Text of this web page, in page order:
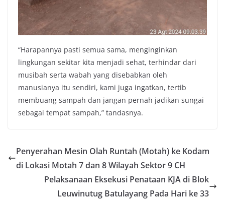
“Harapannya pasti semua sama, menginginkan
lingkungan sekitar kita menjadi sehat, terhindar dari
musibah serta wabah yang disebabkan oleh
manusianya itu sendiri, kami juga ingatkan, tertib
membuang sampah dan jangan pernah jadikan sungai
sebagai tempat sampah,” tandasnya.
Penyerahan Mesin Olah Runtah (Motah) ke Kodam
di Lokasi Motah 7 dan 8 Wilayah Sektor 9 CH
Pelaksanaan Eksekusi Penataan KJA di Blok
Leuwinutug Batulayang Pada Hari ke 33